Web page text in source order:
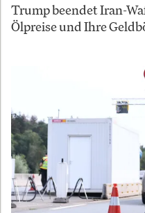
Trump beendet Iran-
Ölpreise und Ihre